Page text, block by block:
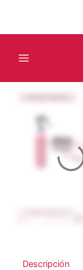
contenido
Descripción